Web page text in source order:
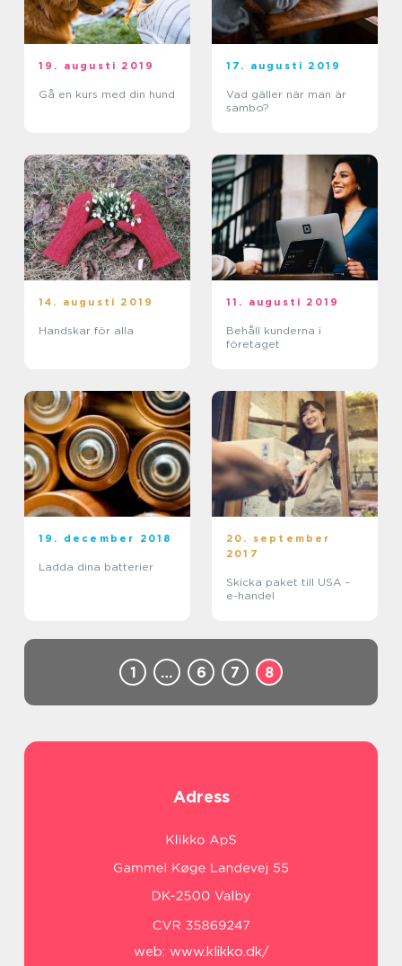
19. augusti 2019
Gå en kurs med din hund
17. augusti 2019
Vad gäller när man är
sambo?
14. augusti 2019
Handskar för alla
11. augusti 2019
Behåll kunderna i
företaget
19. december 2018
Ladda dina batterier
20. september
2017
Skicka paket till USA –
e-handel
1 … 6 7 8
Adress
web: www.klikko.dk/